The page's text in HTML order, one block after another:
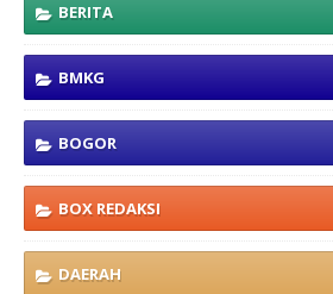
BERITA
BMKG
BOGOR
BOX REDAKSI
DAERAH